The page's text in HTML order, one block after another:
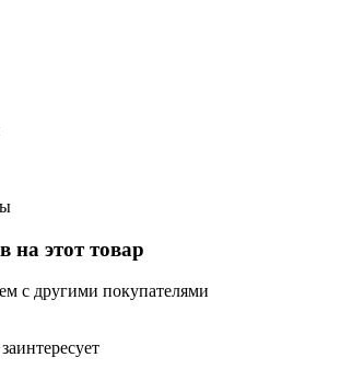
на этот товар
с другими покупателями